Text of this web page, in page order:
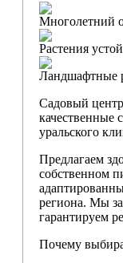
Многолетний
Растения
Ландшафтные
Садовый
качественные
уральского
Предлагаем
собственном
региона. Мы
гарантируем
Почему